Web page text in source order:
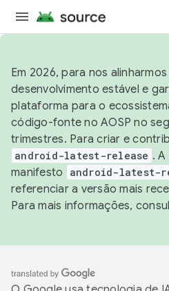
Em 2026, para nos
desenvolvimento estável e
plataforma para o
código-fonte no AOSP no
trimestres. Para criar e
android-latest-release .
manifesto
android-latest-
referenciar a versão mais
Para mais informações,